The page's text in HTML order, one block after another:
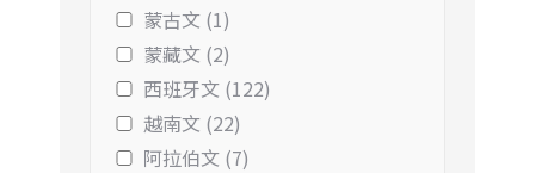
蒙古文 (1)
蒙藏文 (2)
西班牙文 (122)
越南文 (22)
阿拉伯文 (7)